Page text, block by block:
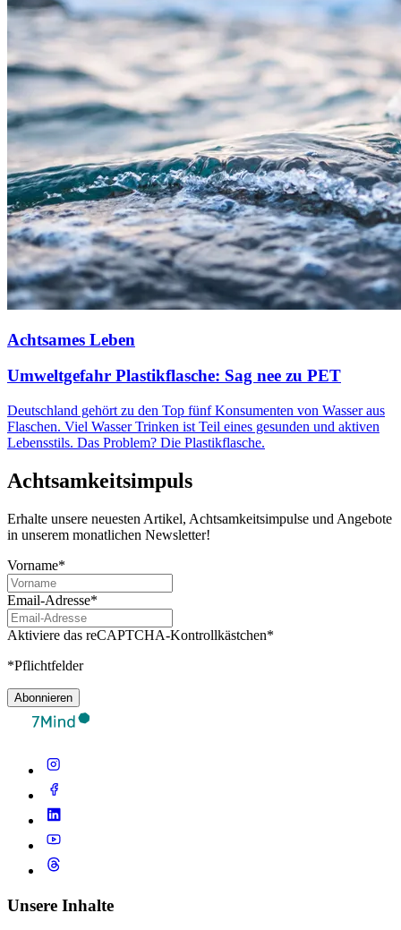
Achtsames Leben
Umweltgefahr Plastikflasche: Sag nee zu PET
Deutschland gehört zu den Top fünf Konsumenten von Wasser aus
Flaschen. Viel Wasser Trinken ist Teil eines gesunden und aktiven
Lebensstils. Das Problem? Die Plastikflasche.
Achtsamkeitsimpuls
Erhalte unsere neuesten Artikel, Achtsamkeitsimpulse und Angebote
in unserem monatlichen Newsletter!
Vorname*
Email-Adresse*
Aktiviere das reCAPTCHA-Kontrollkästchen*
*Pflichtfelder
Abonnieren
Unsere Inhalte